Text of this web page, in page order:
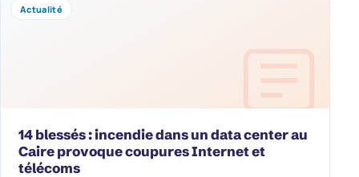
Actualité
14 blessés : incendie dans un data center au
Caire provoque coupures Internet et
télécoms